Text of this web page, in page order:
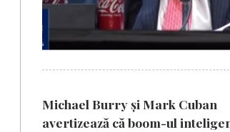
Michael Burry și Mark Cuban
avertizează că boom-ul